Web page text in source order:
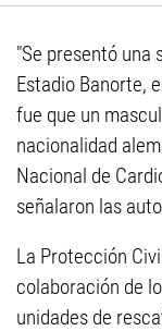
"Se presentó una
Estadio Banorte,
fue que un
nacionalidad
Nacional de
señalaron las
La Protección
colaboración de
unidades de